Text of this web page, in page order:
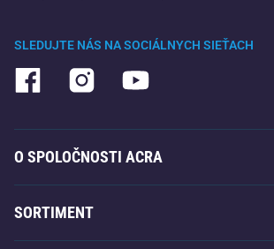
SLEDUJTE NÁS NA SOCIÁLNYCH SIEŤACH
O SPOLOČNOSTI ACRA
O nás
Záruka Acra
SORTIMENT